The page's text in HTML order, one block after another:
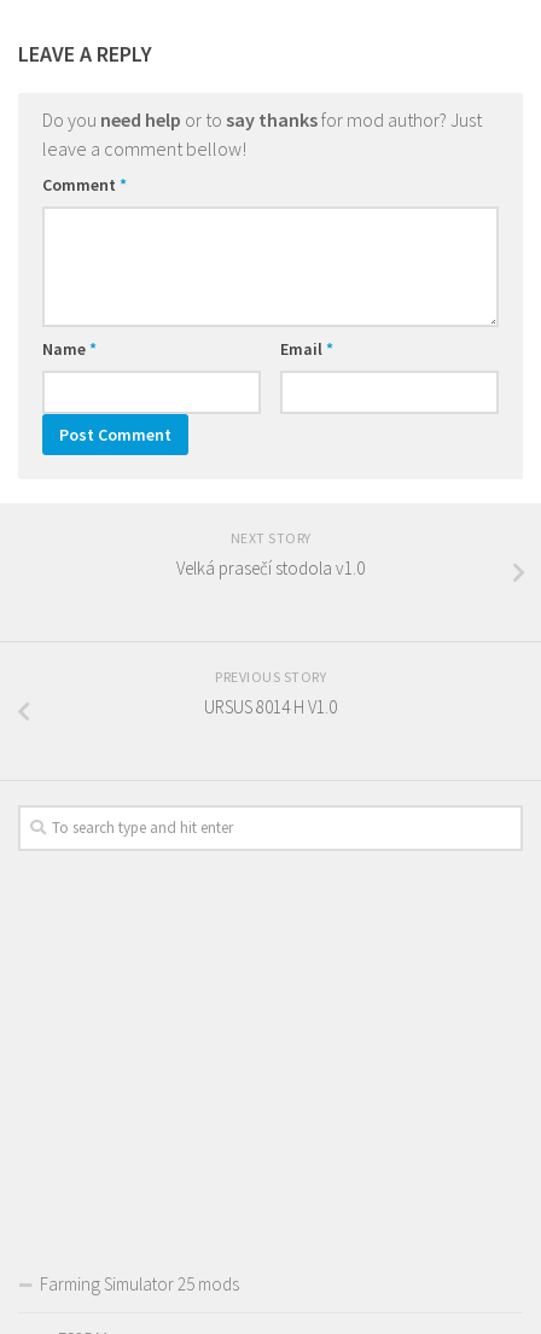
LEAVE A REPLY
Do you need help or to say thanksfor mod author? Just
leave a comment bellow!
Comment *
Name* Email*
NEXT STORY
Velká prasečí stodola v1.0
PREVIOUS STORY
URSUS 8014 H V1.0
Farming Simulator 25 mods